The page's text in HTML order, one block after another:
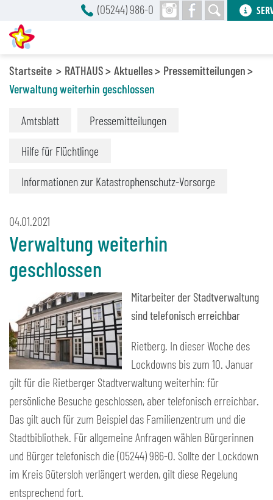
Startseite RATHAUS Aktuelles
Pressemitteilungen
Verwaltung weiterhin geschlossen
Amtsblatt Pressemitteilungen
Hilfe für Flüchtlinge
Informationen zur Katastrophenschutz-Vorsorge
04.01.2021
Verwaltung weiterhin
geschlossen
Mitarbeiter der Stadtverwaltung
sind telefonisch erreichbar
Rietberg. In dieser Woche des
Lockdowns bis zum 10. Januar
gilt für die Rietberger Stadtverwaltung weiterhin: für
persönliche Besuche geschlossen, aber telefonisch erreichbar.
Das gilt auch für zum Beispiel das Familienzentrum und die
Stadtbibliothek. Für allgemeine Anfragen wählen Bürgerinnen
und Bürger telefonisch die (05244) 986-0. Sollte der Lockdown
im Kreis Gütersloh verlängert werden, gilt diese Regelung
entsprechend fort.
(05244) 986-0